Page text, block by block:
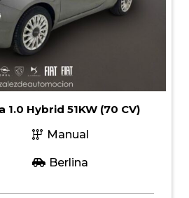
Hybrid 51KW (70 CV)
Manual
Berlina